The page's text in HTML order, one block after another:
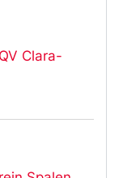
Clara-